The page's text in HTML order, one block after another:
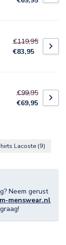
€119,95
€83,95
€99,95
€69,95
Lacoste (9)
Neem gerust
menswear.nl